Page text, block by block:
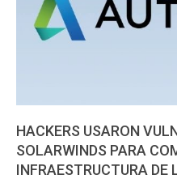
HACKERS USARON
SOLARWINDS PARA
INFRAESTRUCTURA DE